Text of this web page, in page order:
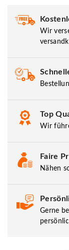
Wir
Top
Wir
Faire
Nähen
Gerne